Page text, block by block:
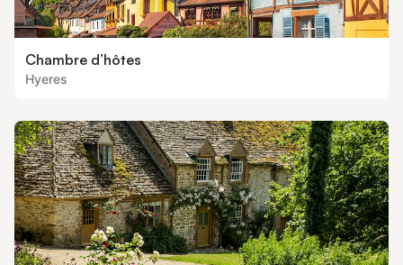
Chambre d’hôtes
Hyeres